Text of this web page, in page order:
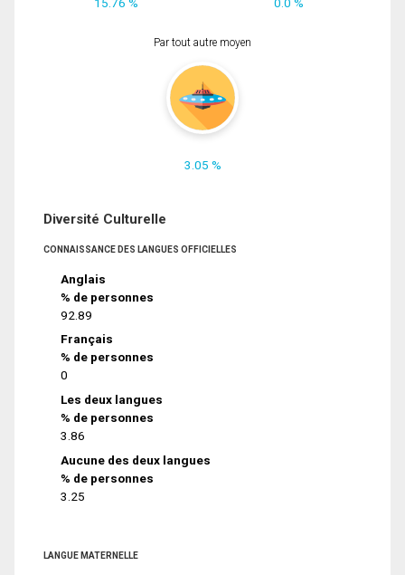
15.76 % 0.0 %
Par tout autre moyen
3.05 %
Diversité Culturelle
CONNAISSANCE DES LANGUES OFFICIELLES
Anglais
% de personnes
92.89
Français
% de personnes
0
Les deux langues
% de personnes
3.86
Aucune des deux langues
% de personnes
3.25
LANGUE MATERNELLE